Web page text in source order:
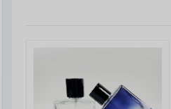
de la piel, nuestros
seguridad del producto.
esmerilado,
Packaging ayuda a las